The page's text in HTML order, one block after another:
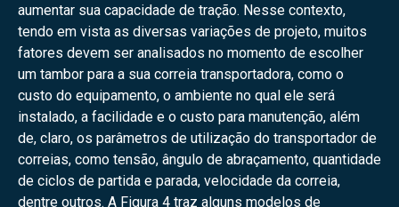
aumentar sua capacidade de tração. Nesse contexto,
tendo em vista as diversas variações de projeto, muitos
fatores devem ser analisados no momento de escolher
um tambor para a sua correia transportadora, como o
custo do equipamento, o ambiente no qual ele será
instalado, a facilidade e o custo para manutenção, além
de, claro, os parâmetros de utilização do transportador de
correias, como tensão, ângulo de abraçamento, quantidade
de ciclos de partida e parada, velocidade da correia,
dentre outros. A Figura 4 traz alguns modelos de